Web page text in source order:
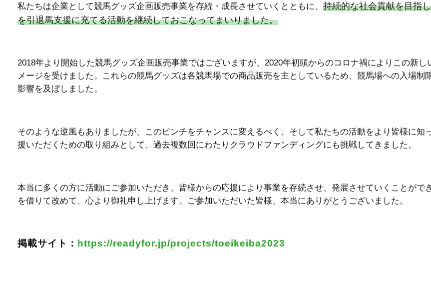
私たちは企業として競馬グッズ企画販売事業を存続・成長させていくとともに、 持続的な社会貢献を目指
を引退馬支援に充てる活動を継続しておこなってまいりました。
2018年より開始した競馬グッズ企画販売事業ではございますが、2020年初頭からのコロナ禍によりこの新し
メージを受けました。これらの競馬グッズは各競馬場での商品販売を主としているため、競馬場への入場制
影響を及ぼしました。
そのような逆風もありましたが、このピンチをチャンスに変えるべく、そして私たちの活動をより皆様に知
援いただくための取り組みとして、過去複数回にわたりクラウドファンディングにも挑戦してきました。
本当に多くの方に活動にご参加いただき、皆様からの応援により事業を存続させ、発展させていくことがで
を借りて改めて、心より御礼申し上げます。ご参加いただいた皆様、本当にありがとうございました。
掲載サイト： https://readyfor.jp/projects/toeikeiba2023